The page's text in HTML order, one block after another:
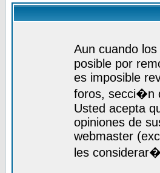
Aun cuando
posible por
es imposible
foros, secci�n
Usted acepta
opiniones de
webmaster
les